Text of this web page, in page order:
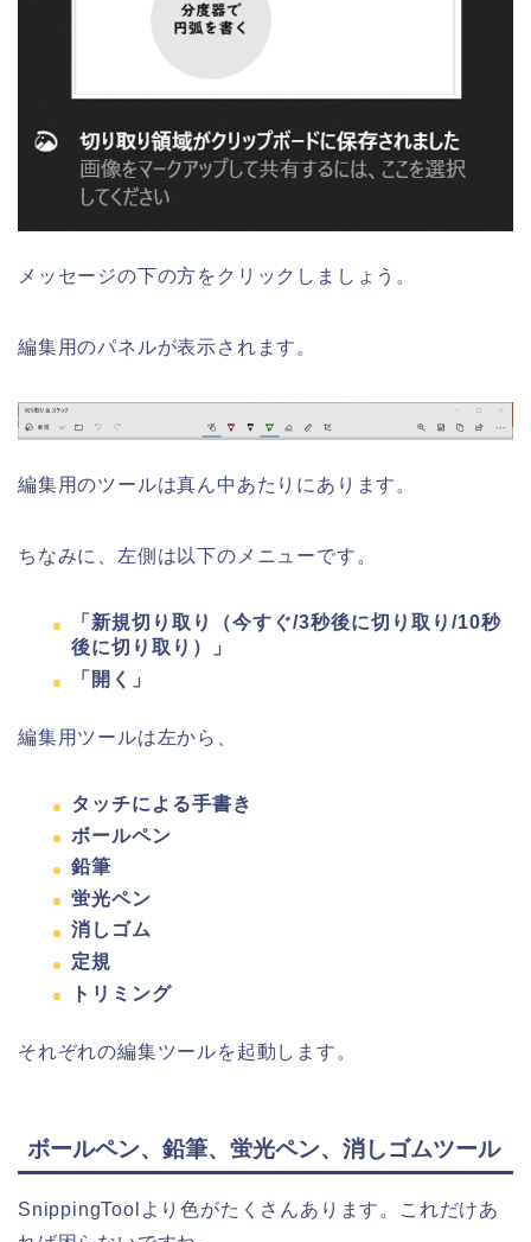
メッセージの下の方をクリックしましょう。
編集用のパネルが表示されます。
編集用のツールは真ん中あたりにあります。
ちなみに、左側は以下のメニューです。
「新規切り取り（今すぐ/3秒後に切り取り/10秒
後に切り取り）」
「開く」
編集用ツールは左から、
タッチによる手書き
ボールペン
鉛筆
蛍光ペン
消しゴム
定規
トリミング
それぞれの編集ツールを起動します。
ボールペン、鉛筆、蛍光ペン、消しゴムツール
SnippingToolより色がたくさんあります。これだけあ